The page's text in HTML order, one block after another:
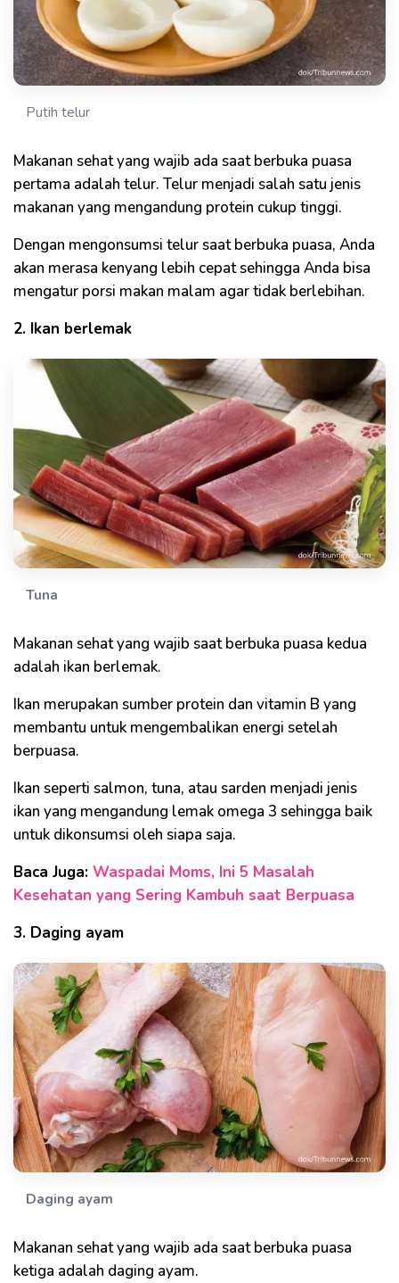
Putih telur
Makanan sehat yang wajib ada saat berbuka puasa
pertama adalah telur. Telur menjadi salah satu jenis
makanan yang mengandung protein cukup tinggi.
Dengan mengonsumsi telur saat berbuka puasa, Anda
akan merasa kenyang lebih cepat sehingga Anda bisa
mengatur porsi makan malam agar tidak berlebihan.
2. Ikan berlemak
Tuna
Makanan sehat yang wajib saat berbuka puasa kedua
adalah ikan berlemak.
Ikan merupakan sumber protein dan vitamin B yang
membantu untuk mengembalikan energi setelah
berpuasa.
Ikan seperti salmon, tuna, atau sarden menjadi jenis
ikan yang mengandung lemak omega 3 sehingga baik
untuk dikonsumsi oleh siapa saja.
Baca Juga: Waspadai Moms, Ini 5 Masalah
Kesehatan yang Sering Kambuh saat Berpuasa
3. Daging ayam
Daging ayam
Makanan sehat yang wajib ada saat berbuka puasa
ketiga adalah daging ayam.